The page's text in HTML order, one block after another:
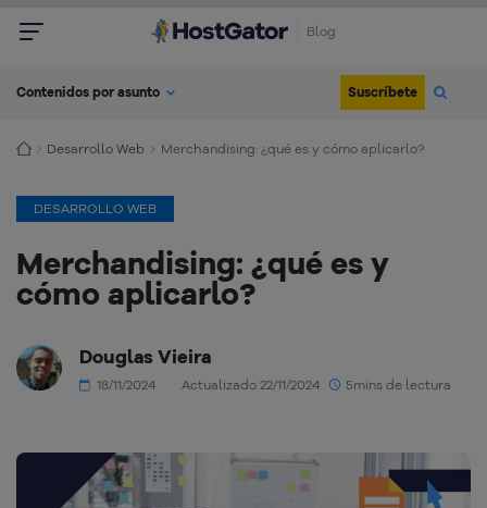
Blog
Contenidos por asunto Suscríbete
Desarrollo Web Merchandising: ¿qué es y cómo aplicarlo?
DESARROLLO WEB
Merchandising: ¿qué es y
cómo aplicarlo?
Douglas Vieira
18/11/2024 Actualizado 22/11/2024 5mins de lectura